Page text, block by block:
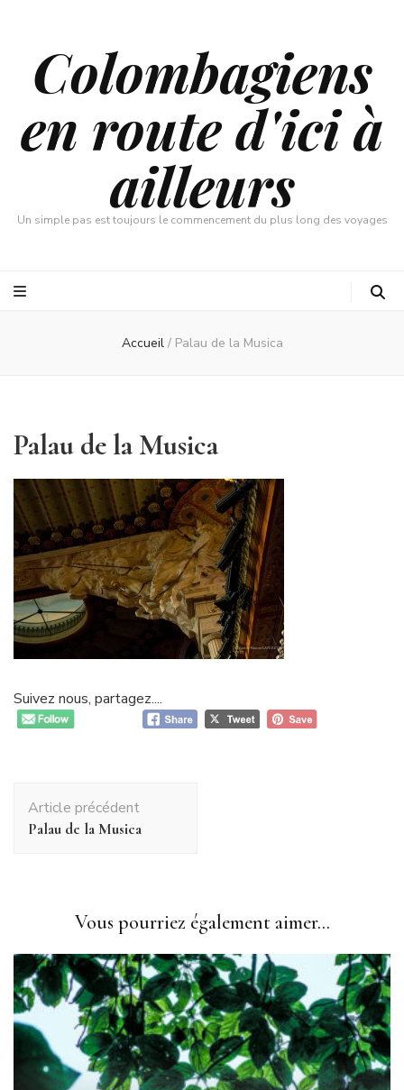
Colombagiens
en route d'ici à
ailleurs
Un simple pas est toujours le commencement du plus long des voyages
Accueil / Palau de la Musica
Palau de la Musica
Suivez nous, partagez....
d'article
Article précédent
Palau de la Musica
Vous pourriez également aimer...